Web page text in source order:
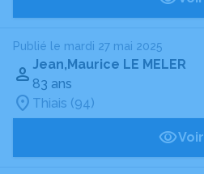
Publié le mardi 27 mai 2025
Jean,Maurice LE MELER
83 ans
Thiais (94)
Voir